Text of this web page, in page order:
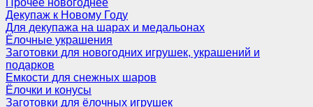
Прочее новогоднее
Декупаж к Новому Году
Для декупажа на шарах и медальонах
Ёлочные украшения
Заготовки для новогодних игрушек, украшений и
подарков
Емкости для снежных шаров
Ёлочки и конусы
Заготовки для ёлочных игрушек